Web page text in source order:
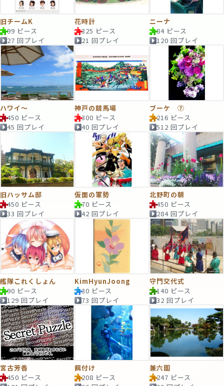
旧チームK
99 ピース
27 回プレイ
花時計
325 ピース
21 回プレイ
ニーナ
84 ピース
120 回プレイ
ハワイ～
450 ピース
45 回プレイ
神戸の競馬場
300 ピース
40 回プレイ
ブーケ ⑦
216 ピース
512 回プレイ
旧ハッサム邸
450 ピース
33 回プレイ
仮面の軍勢
70 ピース
42 回プレイ
北野町の朝
450 ピース
284 回プレイ
艦隊これくしょん
90 ピース
129 回プレイ
KimHyunJoong
30 ピース
73 回プレイ
守門交代式
140 ピース
32 回プレイ
宮古芳香
450 ピース
餌付け
208 ピース
兼六園
247 ピース